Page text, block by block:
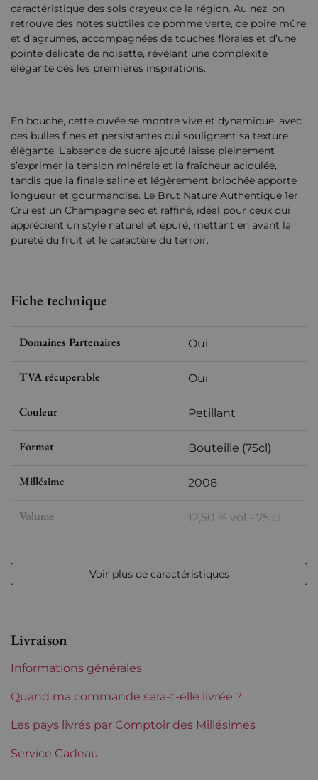
caractéristique des sols crayeux de la région. Au nez, on
retrouve des notes subtiles de pomme verte, de poire mûre
et d’agrumes, accompagnées de touches florales et d’une
pointe délicate de noisette, révélant une complexité
élégante dès les premières inspirations.
En bouche, cette cuvée se montre vive et dynamique, avec
des bulles fines et persistantes qui soulignent sa texture
élégante. L’absence de sucre ajouté laisse pleinement
s’exprimer la tension minérale et la fraîcheur acidulée,
tandis que la finale saline et légèrement briochée apporte
longueur et gourmandise. Le Brut Nature Authentique 1er
Cru est un Champagne sec et raffiné, idéal pour ceux qui
apprécient un style naturel et épuré, mettant en avant la
pureté du fruit et le caractère du terroir.
Fiche technique
Domaines Partenaires Oui
TVA récuperable Oui
Couleur Petillant
Format Bouteille (75cl)
Millésime 2008
Volume 12,50 % vol - 75 cl
Niveau Parfait
Incompatibilite coffret bois Oui
Voir plus de caractéristiques
Livraison
Informations générales
Quand ma commande sera-t-elle livrée ?
Les pays livrés par Comptoir des Millésimes
Service Cadeau